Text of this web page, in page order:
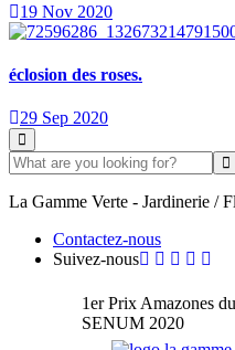
19 Nov 2020
éclosion des roses.
29 Sep 2020
La Gamme Verte - Jardinerie /
Contactez-nous
Suivez-nous
1er Prix Amazones
SENUM 2020